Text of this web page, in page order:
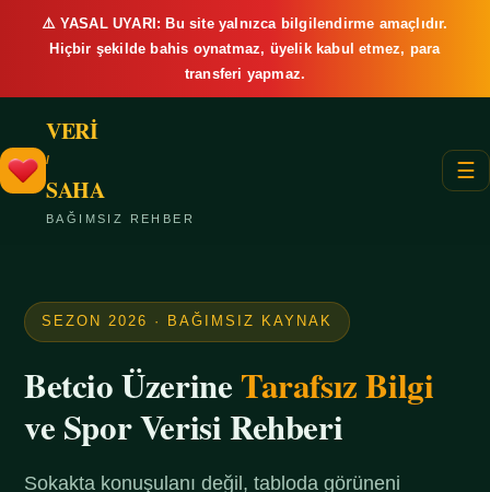
⚠️ YASAL UYARI: Bu site yalnızca bilgilendirme amaçlıdır.
Hiçbir şekilde bahis oynatmaz, üyelik kabul etmez, para
transferi yapmaz.
VERİ
/
SAHA
BAĞIMSIZ REHBER
☰
SEZON 2026 · BAĞIMSIZ KAYNAK
Betcio ÜzerineTarafsız Bilgi
ve Spor Verisi Rehberi
Sokakta konuşulanı değil, tabloda görüneni